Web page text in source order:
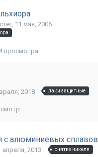
11 мая, 2006
просмотра
2018 лаки защитные
с алюминиевых сплавов
апреля, 2013
снятие никеля